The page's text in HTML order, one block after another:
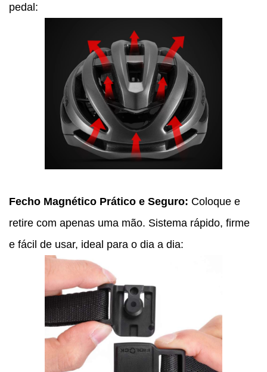
pedal:
Fecho Magnético Prático e Seguro: Coloque e
retire com apenas uma mão. Sistema rápido, firme
e fácil de usar, ideal para o dia a dia: